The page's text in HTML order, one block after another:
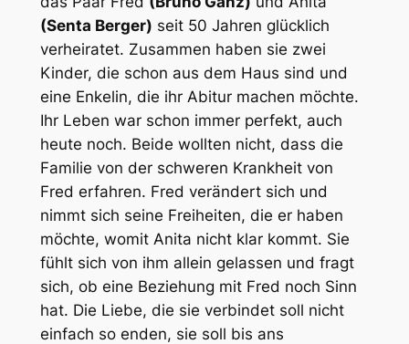
(Senta Berger) seit 50 Jahren glücklich
verheiratet. Zusammen haben sie zwei
Kinder, die schon aus dem Haus sind und
eine Enkelin, die ihr Abitur machen möchte.
Ihr Leben war schon immer perfekt, auch
heute noch. Beide wollten nicht, dass die
Familie von der schweren Krankheit von
Fred erfahren. Fred verändert sich und
nimmt sich seine Freiheiten, die er haben
möchte, womit Anita nicht klar kommt. Sie
fühlt sich von ihm allein gelassen und fragt
sich, ob eine Beziehung mit Fred noch Sinn
hat. Die Liebe, die sie verbindet soll nicht
einfach so enden, sie soll bis ans